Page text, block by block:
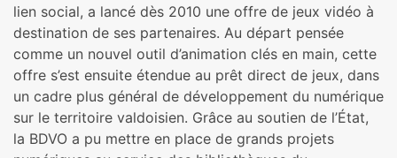
lien social, a lancé dès 2010 une offre de jeux vidéo à
destination de ses partenaires. Au départ pensée
comme un nouvel outil d’animation clés en main, cette
offre s’est ensuite étendue au prêt direct de jeux, dans
un cadre plus général de développement du numérique
sur le territoire valdoisien. Grâce au soutien de l’État,
la BDVO a pu mettre en place de grands projets